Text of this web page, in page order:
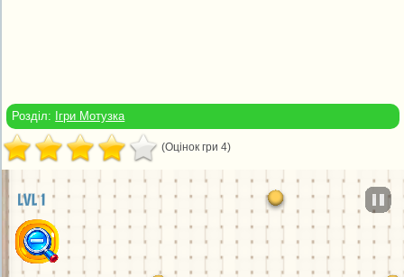
Розділ: Ігри Мотузка
(Оцінок гри 4)